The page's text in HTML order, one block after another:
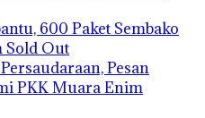
600 Paket Sembako
Sold Out
Pesan
PKK Muara Enim